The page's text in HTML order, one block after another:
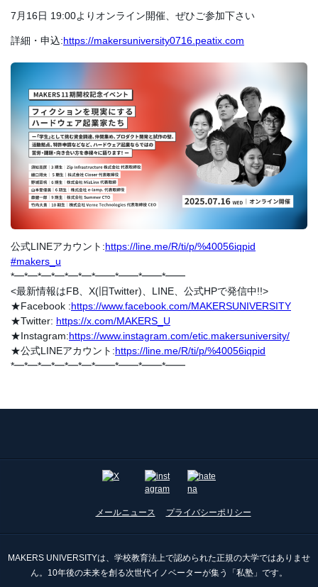
7月16日 19:00よりオンライン開催、ぜひご参加下さい
詳細・申込:https://makersuniversity0716.peatix.com
公式LINEアカウント:https://line.me/R/ti/p/%40056iqpid
#makers_u
*━*━*━*━*━*━*━━*━━*━━*━━
<最新情報はFB、X(旧Twitter)、LINE、公式HPで発信中!!>
★Facebook :https://www.facebook.com/MAKERSUNIVERSITY
★Twitter: https://x.com/MAKERS_U
★Instagram:https://www.instagram.com/etic.makersuniversity/
★公式LINEアカウント:https://line.me/R/ti/p/%40056iqpid
*━*━*━*━*━*━*━━*━━*━━*━━
メールニュース プライバシーポリシー
MAKERS UNIVERSITYは、学校教育法上で認められた正規の大学ではありませ
ん。10年後の未来を創る次世代イノベーターが集う「私塾」です。